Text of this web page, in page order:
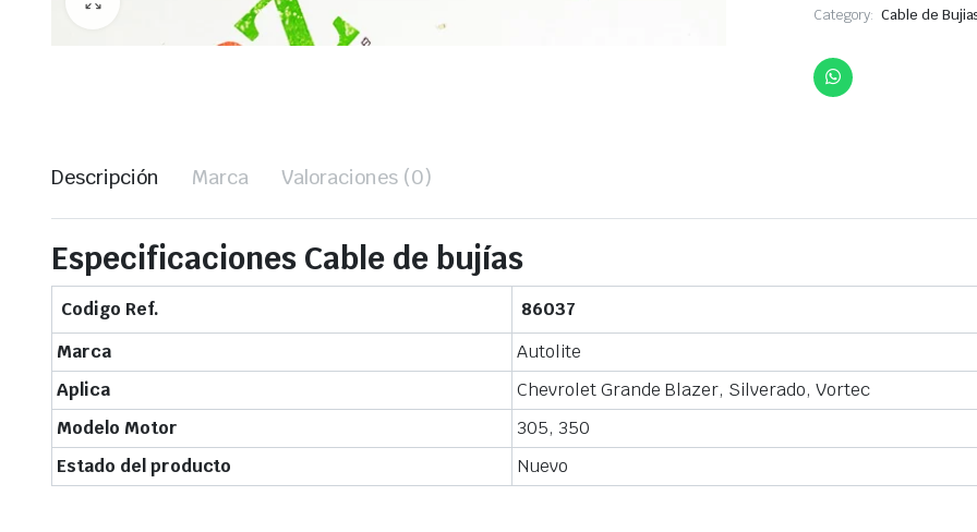
Category: Cable de
Descripción Marca Valoraciones (0)
Especificaciones Cable de bujías
Codigo Ref.
86037
Marca
Autolite
Aplica
Chevrolet Grande Blazer, Silverado, Vortec
Modelo Motor
305, 350
Estado del producto
Nuevo